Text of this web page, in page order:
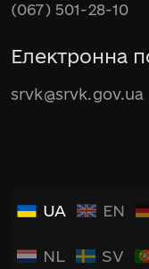
(067) 501-28-10
Електронна
srvk@srvk.gov.ua
UA EN
NL SV